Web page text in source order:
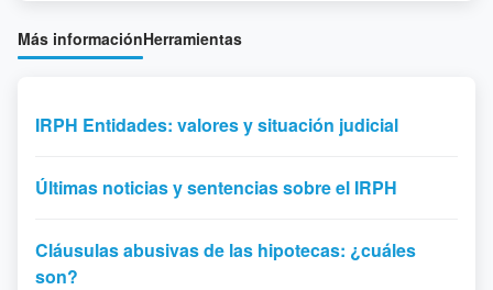
Más informaciónHerramientas
IRPH Entidades: valores y situación judicial
Últimas noticias y sentencias sobre el IRPH
Cláusulas abusivas de las hipotecas: ¿cuáles
son?